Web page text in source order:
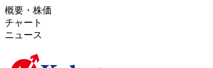
概要・株価
チャート
ニュース